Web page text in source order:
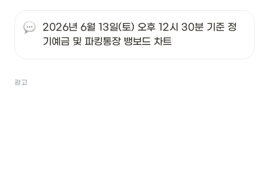
2026년 6월 13일(토) 오후 12시 30분 기준 정
기예금 및 파킹통장 뱅보드 차트
광고